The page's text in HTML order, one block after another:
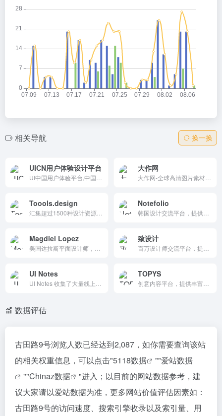
相关导航 换一换
UICN用户体验设计平台 大作网
Toools.design Notefolio
Magdiel Lopez 致设计
UI Notes TOPYS
数据评估
古田路9号浏览人数已经达到2,087，如你需要查询该站
的相关权重信息，可以点击"5118数据 ""爱站数据
""Chinaz数据
"进入；以目前的网站数据参考，建
议大家请以爱站数据为准，更多网站价值评估因素如：
古田路9号的访问速度、搜索引擎收录以及索引量、用